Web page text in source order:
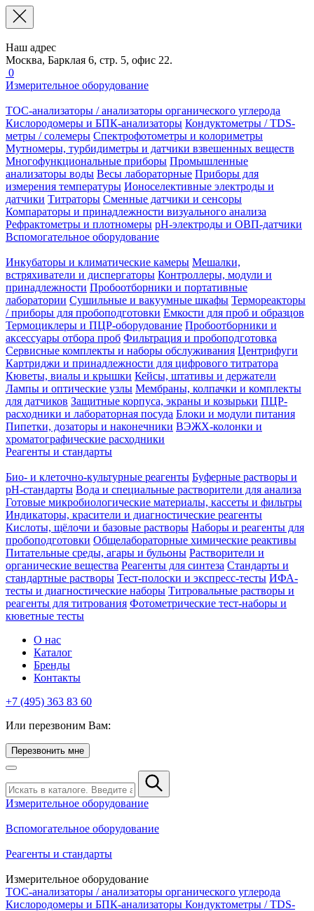
Наш адрес
Москва, Барклая 6, стр. 5, офис 22.
0
Измерительное оборудование
TOC-анализаторы / анализаторы органического углерода
Кислородомеры и БПК-анализаторы Кондуктометры / TDS-
метры / солемеры Спектрофотометры и колориметры
Мутномеры, турбидиметры и датчики взвешенных веществ
Многофункциональные приборы Промышленные
анализаторы воды Весы лабораторные Приборы для
измерения температуры Ионоселективные электроды и
датчики Титраторы Сменные датчики и сенсоры
Компараторы и принадлежности визуального анализа
Рефрактометры и плотномеры pH-электроды и ОВП-датчики
Вспомогательное оборудование
Инкубаторы и климатические камеры Мешалки,
встряхиватели и диспергаторы Контроллеры, модули и
принадлежности Пробоотборники и портативные
лаборатории Сушильные и вакуумные шкафы Термореакторы
/ приборы для пробоподготовки Емкости для проб и образцов
Термоциклеры и ПЦР-оборудование Пробоотборники и
аксессуары отбора проб Фильтрация и пробоподготовка
Сервисные комплекты и наборы обслуживания Центрифуги
Картриджи и принадлежности для цифрового титратора
Кюветы, виалы и крышки Кейсы, штативы и держатели
Лампы и оптические узлы Мембраны, колпачки и комплекты
для датчиков Защитные корпуса, экраны и козырьки ПЦР-
расходники и лабораторная посуда Блоки и модули питания
Пипетки, дозаторы и наконечники ВЭЖХ-колонки и
хроматографические расходники
Реагенты и стандарты
Био- и клеточно-культурные реагенты Буферные растворы и
pH-стандарты Вода и специальные растворители для анализа
Готовые микробиологические материалы, кассеты и фильтры
Индикаторы, красители и диагностические реагенты
Кислоты, щёлочи и базовые растворы Наборы и реагенты для
пробоподготовки Общелабораторные химические реактивы
Питательные среды, агары и бульоны Растворители и
органические вещества Реагенты для синтеза Стандарты и
стандартные растворы Тест-полоски и экспресс-тесты ИФА-
тесты и диагностические наборы Титровальные растворы и
реагенты для титрования Фотометрические тест-наборы и
кюветные тесты
О нас
Каталог
Бренды
Контакты
+7 (495) 363 83 60
Или перезвоним Вам:
Перезвонить мне
Измерительное оборудование
Вспомогательное оборудование
Реагенты и стандарты
Измерительное оборудование
TOC-анализаторы / анализаторы органического углерода
Кислородомеры и БПК-анализаторы Кондуктометры / TDS-